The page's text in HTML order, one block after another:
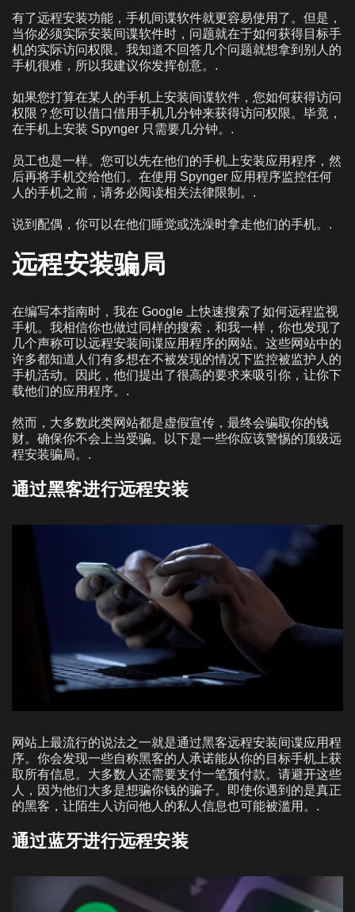
有了远程安装功能，手机间谍软件就更容易使用了。但是，
当你必须实际安装间谍软件时，问题就在于如何获得目标手
机的实际访问权限。我知道不回答几个问题就想拿到别人的
手机很难，所以我建议你发挥创意。.
如果您打算在某人的手机上安装间谍软件，您如何获得访问
权限？您可以借口借用手机几分钟来获得访问权限。毕竟，
在手机上安装 Spynger 只需要几分钟。.
员工也是一样。您可以先在他们的手机上安装应用程序，然
后再将手机交给他们。在使用 Spynger 应用程序监控任何
人的手机之前，请务必阅读相关法律限制。.
说到配偶，你可以在他们睡觉或洗澡时拿走他们的手机。.
远程安装骗局
在编写本指南时，我在 Google 上快速搜索了如何远程监视
手机。我相信你也做过同样的搜索，和我一样，你也发现了
几个声称可以远程安装间谍应用程序的网站。这些网站中的
许多都知道人们有多想在不被发现的情况下监控被监护人的
手机活动。因此，他们提出了很高的要求来吸引你，让你下
载他们的应用程序。.
然而，大多数此类网站都是虚假宣传，最终会骗取你的钱
财。确保你不会上当受骗。以下是一些你应该警惕的顶级远
程安装骗局。.
通过黑客进行远程安装
网站上最流行的说法之一就是通过黑客远程安装间谍应用程
序。你会发现一些自称黑客的人承诺能从你的目标手机上获
取所有信息。大多数人还需要支付一笔预付款。请避开这些
人，因为他们大多是想骗你钱的骗子。即使你遇到的是真正
的黑客，让陌生人访问他人的私人信息也可能被滥用。.
通过蓝牙进行远程安装